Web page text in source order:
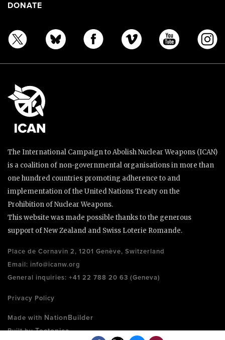
DONATE
The International Campaign to Abolish Nuclear Weapons (ICAN)
is a coalition of non-governmental organisations in more than
one hundred countries promoting adherence to and
implementation of the United Nations Treaty on the
Prohibition of Nuclear Weapons.
This website was made possible thanks to the generous
support of New Zealand and Swiss Loterie Romande.
Place de Cornavin 2, 1201 Genève, Switzerland
Email: info@icanw.org
General inquiries: +41 22 788 20 63 (Geneva)
Privacy Policy
Made with NationBuilder
Built byTectonica